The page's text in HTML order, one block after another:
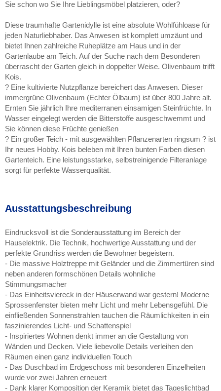
Sie schon wo Sie Ihre Lieblingsmöbel platzieren, oder?
Diese traumhafte Gartenidylle ist eine absolute Wohlfühloase für
jeden Naturliebhaber. Das Anwesen ist komplett umzäunt und
bietet Ihnen zahlreiche Ruheplätze am Haus und in der
Gartenlaube am Teich. Auf der Suche nach dem Besonderen
überrascht der Garten gleich in doppelter Weise. Olivenbaum trifft
Kois.
? Eine kultivierte Nutzpflanze bereichert das Anwesen. Dieser
immergrüne Olivenbaum (Echter Ölbaum) ist über 800 Jahre alt.
Ernten Sie jährlich Ihre mediterranen einsamigen Steinfrüchte. In
Wasser eingelegt werden die Bitterstoffe ausgeschwemmt und
Sie können diese Früchte genießen
? Ein großer Teich - mit ausgewählten Pflanzenarten ringsum ? ist
Ihr neues Hobby. Kois beleben mit Ihren bunten Farben diesen
Gartenteich. Eine leistungsstarke, selbstreinigende Filteranlage
sorgt für perfekte Wasserqualität.
Ausstattungsbeschreibung
Eindrucksvoll ist die Sonderausstattung im Bereich der
Hauselektrik. Die Technik, hochwertige Ausstattung und der
perfekte Grundriss werden die Bewohner begeistern.
- Die massive Holztreppe mit Geländer und die Zimmertüren sind
neben anderen formschönen Details wohnliche
Stimmungsmacher
- Das Einheitsviereck in der Häuserwand war gestern! Moderne
Sprossenfenster bieten mehr Licht und mehr Lebensgefühl. Die
einfließenden Sonnenstrahlen tauchen die Räumlichkeiten in ein
faszinierendes Licht- und Schattenspiel
- Inspiriertes Wohnen denkt immer an die Gestaltung von
Wänden und Decken. Viele liebevolle Details verleihen den
Räumen einen ganz individuellen Touch
- Das Duschbad im Erdgeschoss mit besonderen Einzelheiten
wurde vor zwei Jahren erneuert
- Dank klarer Komposition der Keramik bietet das Tageslichtbad